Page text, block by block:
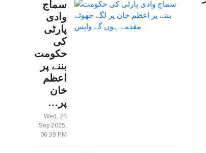
سماج
وادی
پارٹی
کی
حکومت
بننے پر
اعظم
خان
پر…
Wed, 24
Sep 2025,
06:39 PM